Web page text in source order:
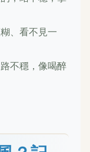
、看不見一
不穩，像喝醉